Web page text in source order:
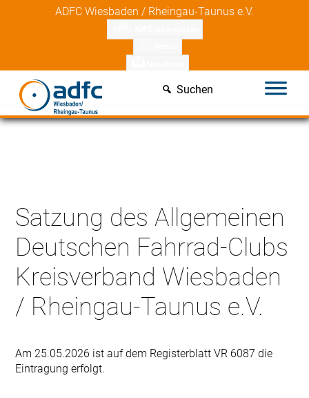
ADFC Wiesbaden / Rheingau-Taunus e.V.
Suchen
Satzung des Allgemeinen
Deutschen Fahrrad-Clubs
Kreisverband Wiesbaden
/ Rheingau-Taunus e.V.
Am 25.05.2026 ist auf dem Registerblatt VR 6087 die
Eintragung erfolgt.